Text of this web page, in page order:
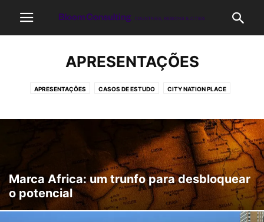
APRESENTAÇÕES
APRESENTAÇÕES CASOS DE ESTUDO CITY NATION PLACE
PUBLICAÇÕES
Marca Africa: um trunfo para desbloquear
o potencial